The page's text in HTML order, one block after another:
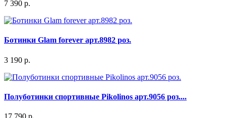
7 390 р.
Ботинки Glam forever арт.8982 роз.
3 190 р.
Полуботинки спортивные Pikolinos арт.9056 роз....
17 790 р.